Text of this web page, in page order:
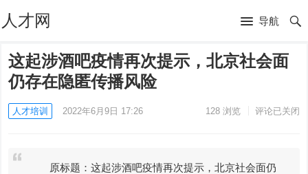
人才网 导航
这起涉酒吧疫情再次提示，北京社会面
仍存在隐匿传播风险
人才培训 2022年6月9日 17:26 128浏览 评论已关闭
原标题：这起涉酒吧疫情再次提示，北京社会面仍